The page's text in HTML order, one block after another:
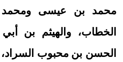
محمد بن عيسى
الخطاب، والهيثم بن
الحسن بن محبوب